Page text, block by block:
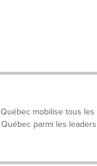
mobilise tous
parmi les